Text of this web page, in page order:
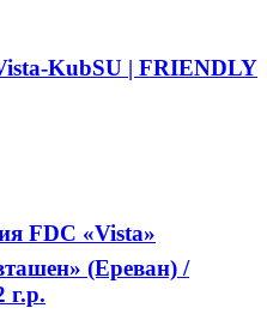
KubSU | FRIENDLY
FDC «Vista»
(Ереван) /
г.р.